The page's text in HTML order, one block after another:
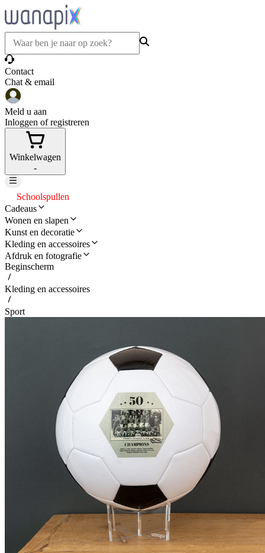
Contact
Chat & email
Meld u aan
Inloggen of registreren
Winkelwagen
-
Schoolspullen
Cadeaus
Wonen en slapen
Kunst en decoratie
Kleding en accessoires
Afdruk en fotografie
Beginscherm
Kleding en accessoires
Sport